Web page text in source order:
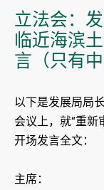
立法会：
临近海滨
言（只有中
以下是发展局局
会议上，就“重新
开场发言全文：
主席：